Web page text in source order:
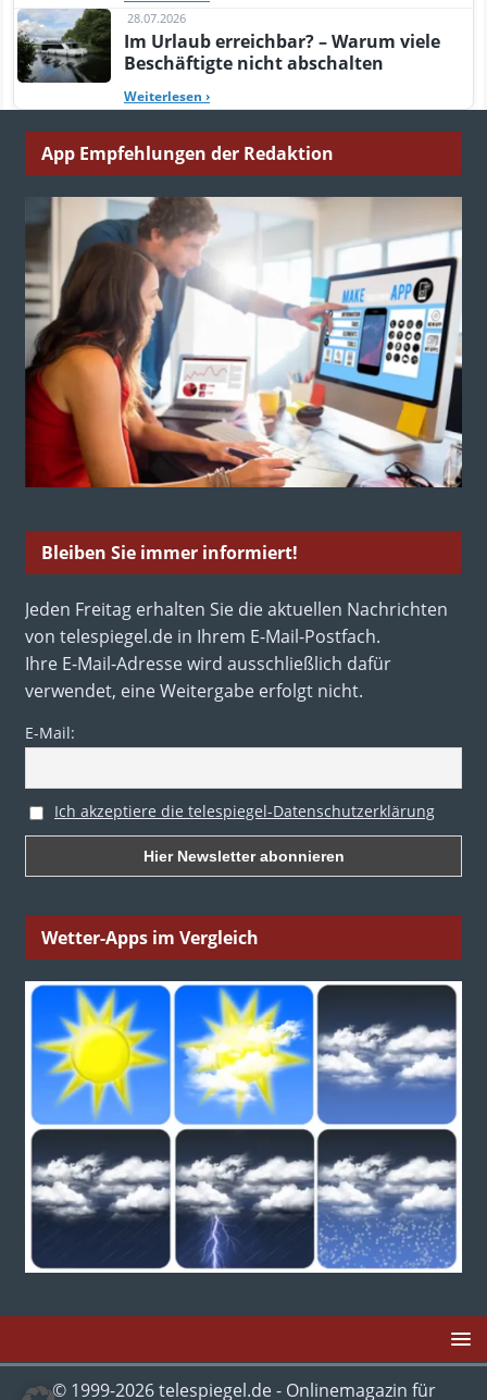
28.07.2026
Im Urlaub erreichbar? – Warum viele
Beschäftigte nicht abschalten
Weiterlesen ›
App Empfehlungen der Redaktion
Bleiben Sie immer informiert!
Jeden Freitag erhalten Sie die aktuellen Nachrichten
von telespiegel.de in Ihrem E-Mail-Postfach.
Ihre E-Mail-Adresse wird ausschließlich dafür
verwendet, eine Weitergabe erfolgt nicht.
E-Mail:
Ich akzeptiere die telespiegel-Datenschutzerklärung
Wetter-Apps im Vergleich
© 1999-2026 telespiegel.de - Onlinemagazin für